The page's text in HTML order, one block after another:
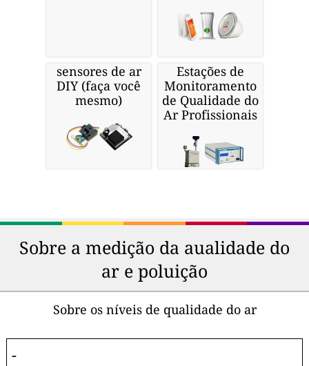
sensores de ar
DIY (faça você
mesmo)
Estações de
Monitoramento
de Qualidade do
Ar Profissionais
Sobre a medição da aualidade do
ar e poluição
Sobre os níveis de qualidade do ar
-